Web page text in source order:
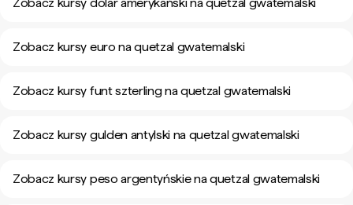
Zobacz kursy euro na quetzal gwatemalski
Zobacz kursy funt szterling na quetzal gwatemalski
Zobacz kursy gulden antylski na quetzal gwatemalski
Zobacz kursy peso argentyńskie na quetzal gwatemalski